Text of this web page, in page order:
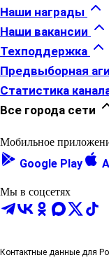
Наши награды
Наши вакансии
Техподдержка
Предвыборная
Статистика
Все города сети
Мобильное
Google Play
Мы в соцсетях
Контактные данные для